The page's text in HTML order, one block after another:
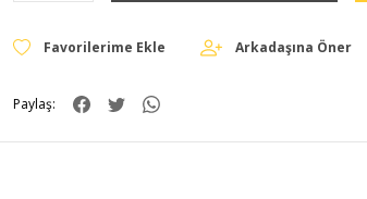
Arkadaşına Öner
Paylaş: